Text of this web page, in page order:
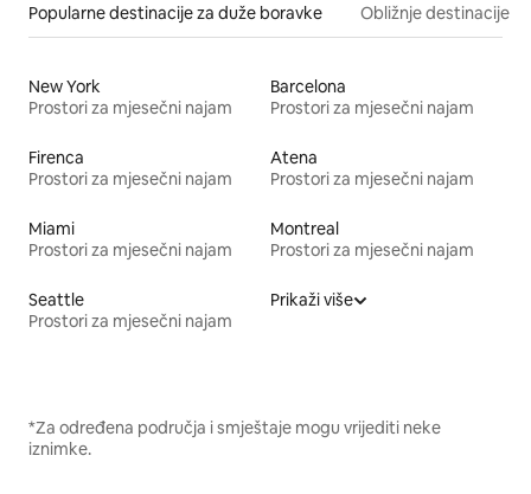
Popularne destinacije za duže boravke Obližnje destinacije
New York
Prostori za mjesečni najam
Barcelona
Prostori za mjesečni najam
Firenca
Prostori za mjesečni najam
Atena
Prostori za mjesečni najam
Miami
Prostori za mjesečni najam
Montreal
Prostori za mjesečni najam
Seattle
Prostori za mjesečni najam
Prikaži više
*Za određena područja i smještaje mogu vrijediti neke
iznimke.